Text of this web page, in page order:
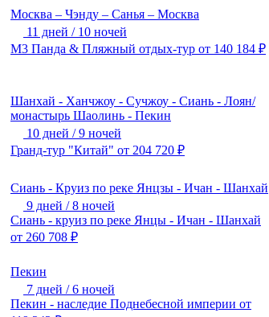
Москва – Чэнду – Санья – Москва
11 дней / 10 ночей
М3 Панда & Пляжный отдых-тур от 140 184 ₽
Шанхай - Ханчжоу - Сучжоу - Сиань - Лоян/
монастырь Шаолинь - Пекин
10 дней / 9 ночей
Гранд-тур "Китай" от 204 720 ₽
Сиань - Круиз по реке Янцзы - Ичан - Шанхай
9 дней / 8 ночей
Сиань - круиз по реке Янцы - Ичан - Шанхай
от 260 708 ₽
Пекин
7 дней / 6 ночей
Пекин - наследие Поднебесной империи от